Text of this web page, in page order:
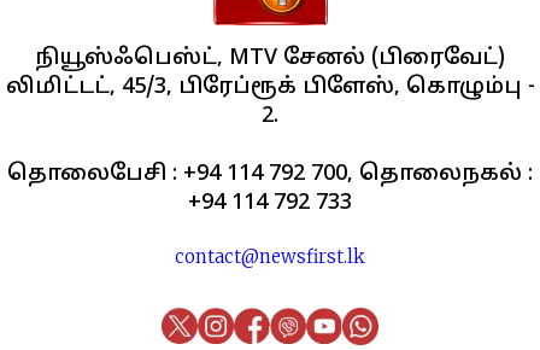
நியூஸ்ஃபெஸ்ட், MTV சேனல் (பிரைவேட்)
லிமிட்டட், 45/3, பிரேப்ரூக் பிளேஸ், கொழும்பு -
2.
தொலைபேசி : +94 114 792 700, தொலைநகல் :
+94 114 792 733
contact@newsfirst.lk